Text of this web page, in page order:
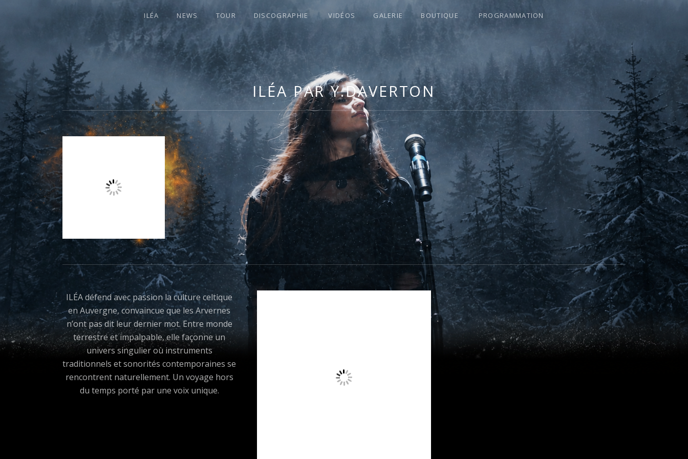
I
L
É
LA PLUS CELTIQUE DES AUVERGNATES !
ILÉA NEWS TOUR DISCOGRAPHIE VIDÉOS GALERIE BOUTIQUE PROGRAMMATION
ILÉA PAR Y.DAVERTON
ILÉA défend avec passion la culture celtique
en Auvergne, convaincue que les Arvernes
n’ont pas dit leur dernier mot. Entre monde
terrestre et impalpable, elle façonne un
univers singulier où instruments
traditionnels et sonorités contemporaines se
rencontrent naturellement. Un voyage hors
du temps porté par une voix unique.